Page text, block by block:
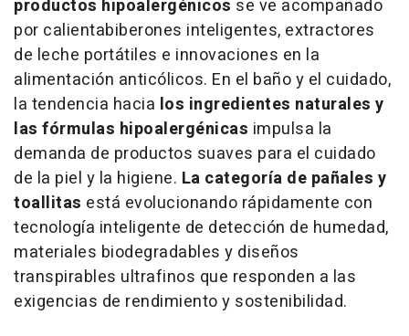
productos hipoalergénicos se ve acompañado
por calientabiberones inteligentes, extractores
de leche portátiles e innovaciones en la
alimentación anticólicos. En el baño y el cuidado,
la tendencia hacia los ingredientes naturales y
las fórmulas hipoalergénicas impulsa la
demanda de productos suaves para el cuidado
de la piel y la higiene. La categoría de pañales y
toallitas está evolucionando rápidamente con
tecnología inteligente de detección de humedad,
materiales biodegradables y diseños
transpirables ultrafinos que responden a las
exigencias de rendimiento y sostenibilidad.